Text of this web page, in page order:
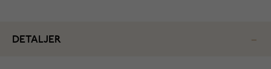
DETALJER